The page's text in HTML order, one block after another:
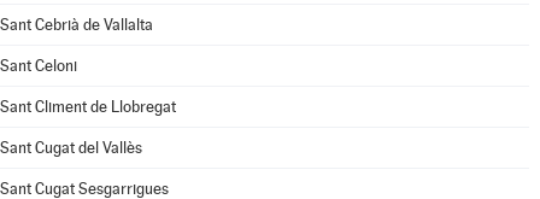
Sant Cebrià de Vallalta
Sant Celoni
Sant Climent de Llobregat
Sant Cugat del Vallès
Sant Cugat Sesgarrigues